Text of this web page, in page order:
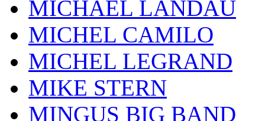
MICHAEL LANDAU
MICHEL CAMILO
MICHEL LEGRAND
MIKE STERN
MINGUS BIG BAND